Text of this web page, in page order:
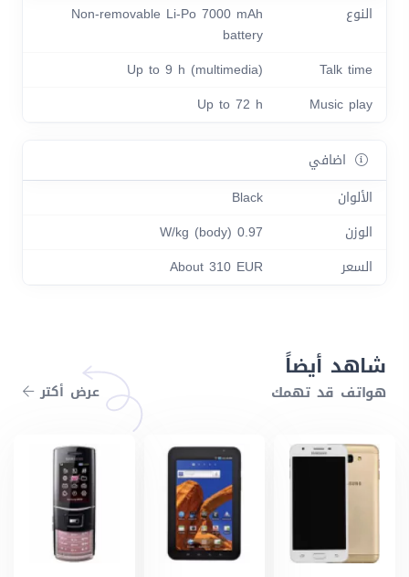
النوع
Non-removable Li-Po 7000 mAh
battery
Talk time
Up to 9 h (multimedia)
Music play
Up to 72 h
اضافي
الألوان
Black
الوزن
0.97 W/kg (body)
السعر
About 310 EUR
شاهد أيضاً
هواتف قد تهمك عرض أكتر